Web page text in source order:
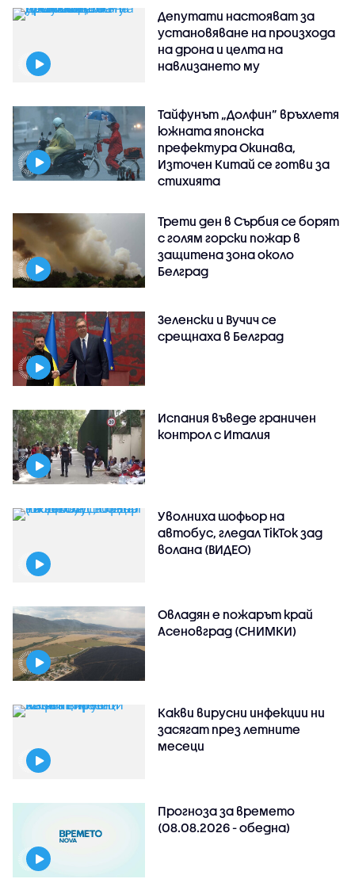
Депутати настояват за
установяване на произхода
на дрона и целта на
навлизането му
Тайфунът „Долфин” връхлетя
южната японска
префектура Окинава,
Източен Китай се готви за
стихията
Трети ден в Сърбия се борят
с голям горски пожар в
защитена зона около
Белград
Зеленски и Вучич се
срещнаха в Белград
Испания въведе граничен
контрол с Италия
Уволниха шофьор на
автобус, гледал TikTok зад
волана (ВИДЕО)
Овладян е пожарът край
Асеновград (СНИМКИ)
Какви вирусни инфекции ни
засягат през летните
месеци
Прогноза за времето
(08.08.2026 - обедна)